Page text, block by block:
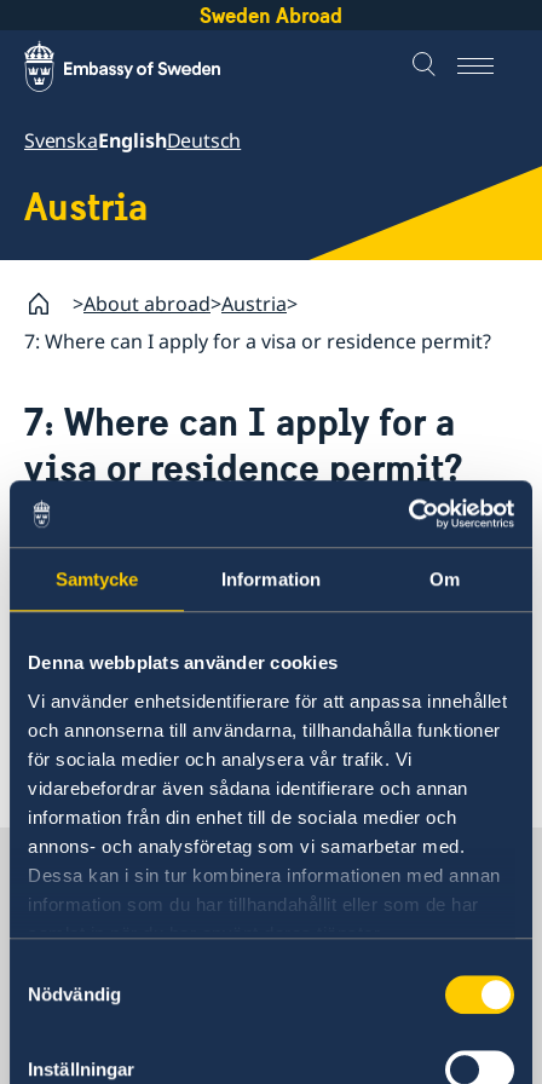
Samtycke Information Om
Denna webbplats använder cookies
Vi använder enhetsidentifierare för att anpassa innehållet
och annonserna till användarna, tillhandahålla funktioner
för sociala medier och analysera vår trafik. Vi
vidarebefordrar även sådana identifierare och annan
information från din enhet till de sociala medier och
annons- och analysföretag som vi samarbetar med.
Dessa kan i sin tur kombinera informationen med annan
information som du har tillhandahållit eller som de har
samlat in när du har använt deras tjänster.
Nödvändig
Inställningar
Sweden Abroad
SvenskaEnglishDeutsch
Austria
About abroad Austria
7: Where can I apply for a visa or residence permit?
7: Where can I apply for a
visa or residence permit?
The Swedish Embassy in Vienna does not
Instead, please contact one of the following
Swedish embassies in Europe:
Swedish Migration Agency .
Last updated 15 Mar 2019, 1.01 PM
Sweden in Austria
Swedish Embassy
Visiting address
1090 Vienna